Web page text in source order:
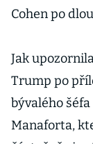
Cohen po
Jak
Trump po
bývalého
Manaforta,